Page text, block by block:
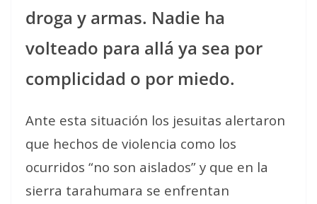
droga y armas. Nadie ha
volteado para allá ya sea por
complicidad o por miedo.
Ante esta situación los jesuitas alertaron
que hechos de violencia como los
ocurridos “no son aislados” y que en la
sierra tarahumara se enfrentan